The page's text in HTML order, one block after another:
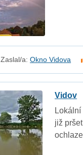
Zaslal/a:Okno Vidova
Vidov
již